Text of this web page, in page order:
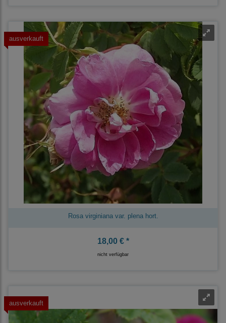
ausverkauft
Rosa virginiana var. plena hort.
18,00 € *
nicht verfügbar
ausverkauft